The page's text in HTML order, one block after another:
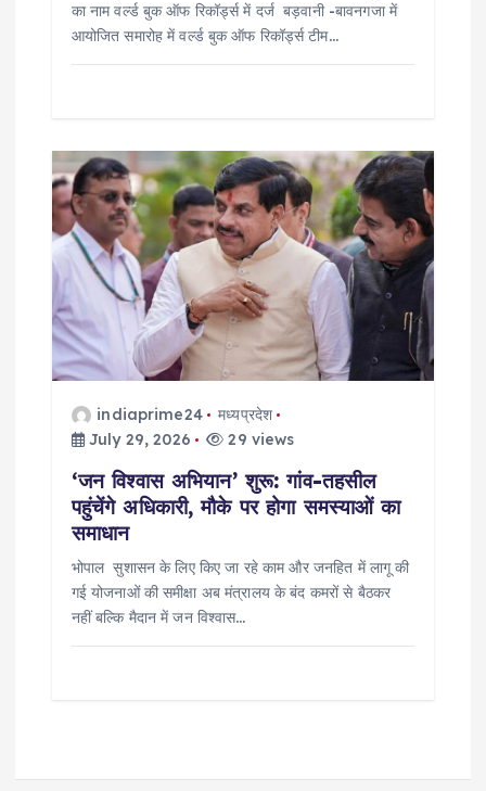
का नाम वर्ल्ड बुक ऑफ रिकॉर्ड्स में दर्ज बड़वानी -बावनगजा में
आयोजित समारोह में वर्ल्ड बुक ऑफ रिकॉर्ड्स टीम…
indiaprime24
मध्यप्रदेश
July 29, 2026
29 views
‘जन विश्वास अभियान’ शुरू: गांव-तहसील
पहुंचेंगे अधिकारी, मौके पर होगा समस्याओं का
समाधान
भोपाल सुशासन के लिए किए जा रहे काम और जनहित में लागू की
गई योजनाओं की समीक्षा अब मंत्रालय के बंद कमरों से बैठकर
नहीं बल्कि मैदान में जन विश्वास…